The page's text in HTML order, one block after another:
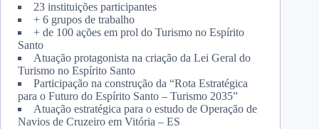
23 instituições participantes
+ 6 grupos de trabalho
+ de 100 ações em prol do Turismo no Espírito
Santo
Atuação protagonista na criação da Lei Geral do
Turismo no Espírito Santo
Participação na construção da “Rota Estratégica
para o Futuro do Espírito Santo – Turismo 2035”
Atuação estratégica para o estudo de Operação de
Navios de Cruzeiro em Vitória – ES